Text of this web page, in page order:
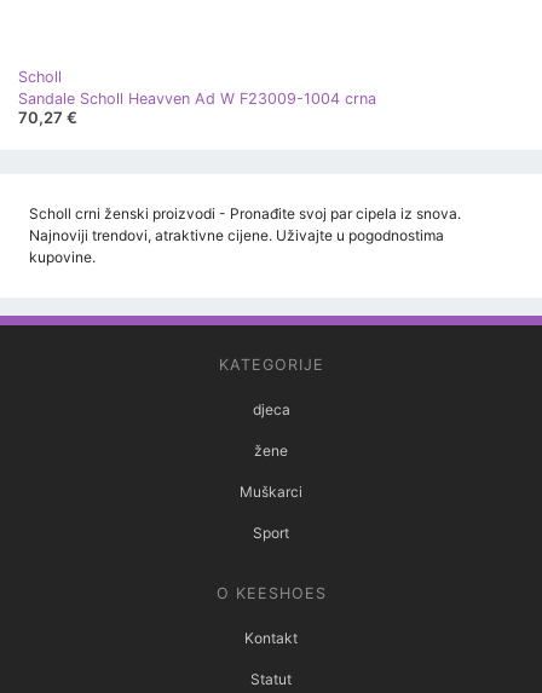
Scholl
Sandale Scholl Heavven Ad W F23009-1004 crna
70,27 €
Scholl crni ženski proizvodi - Pronađite svoj par cipela iz snova.
Najnoviji trendovi, atraktivne cijene. Uživajte u pogodnostima
kupovine.
KATEGORIJE
djeca
žene
Muškarci
Sport
O KEESHOES
Kontakt
Statut